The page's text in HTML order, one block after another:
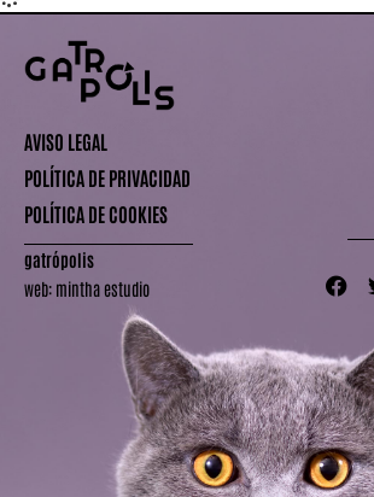
AVISO LEGAL
POLÍTICA DE PRIVACIDAD
POLÍTICA DE COOKIES
gatrópolis
web: mintha estudio